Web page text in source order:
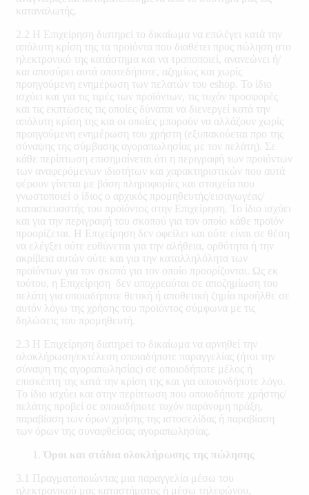
καταναλωτής.
2.2 Η Επιχείρηση διατηρεί το δικαίωμα να επιλέγει κατά την
απόλυτη κρίση της τα προϊόντα που διαθέτει προς πώληση στο
ηλεκτρονικό της κατάστημα και να τροποποιεί, ανανεώνει ή/
και αποσύρει αυτά οποτεδήποτε, αζημίως και χωρίς
προηγούμενη ενημέρωση των πελατών του eshop. Το ίδιο
ισχύει και για τις τιμές των προϊόντων, τις τυχόν προσφορές
και τις εκπτώσεις τις οποίες δύναται να διενεργεί κατά την
απόλυτη κρίση της και οι οποίες μπορούν να αλλάζουν χωρίς
προηγούμενη ενημέρωση του χρήστη (εξυπακούεται προ της
σύναψης της σύμβασης αγοραπωλησίας με τον πελάτη). Σε
κάθε περίπτωση επισημαίνεται ότι η περιγραφή των προϊόντων
των αναφερόμενων ιδιοτήτων και χαρακτηριστικών που αυτά
φέρουν γίνεται με βάση πληροφορίες και στοιχεία που
γνωστοποιεί ο ίδιος ο αρχικός προμηθευτής/εισαγωγέας/
κατασκευαστής του προϊόντος στην Επιχείρηση. Το ίδιο ισχύει
και για την περιγραφή του σκοπού για τον οποίο κάθε προϊόν
προορίζεται. Η Επιχείρηση δεν οφείλει και ούτε είναι σε θέση
να ελέγξει ούτε ευθύνεται για την αλήθεια, ορθότητα ή την
ακρίβεια αυτών ούτε και για την καταλληλόλητα των
προϊόντων για τον σκοπό για τον οποίο προορίζονται. Ως εκ
τούτου, η Επιχείρηση δεν υποχρεούται σε αποζημίωση του
πελάτη για οποιαδήποτε θετική ή αποθετική ζημία προήλθε σε
αυτόν λόγω της χρήσης του προϊόντος σύμφωνα με τις
δηλώσεις του προμηθευτή.
2.3 Η Επιχείρηση διατηρεί το δικαίωμα να αρνηθεί την
ολοκλήρωση/εκτέλεση οποιαδήποτε παραγγελίας (ήτοι την
σύναψη της αγοραπωλησίας) σε οποιοδήποτε μέλος ή
επισκέπτη της κατά την κρίση της και για οποιονδήποτε λόγο.
Το ίδιο ισχύει και στην περίπτωση που οποιοδήποτε χρήστης/
πελάτης προβεί σε οποιαδήποτε τυχόν παράνομη πράξη,
παραβίαση των όρων χρήσης της ιστοσελίδας ή παραβίαση
των όρων της συναφθείσας αγοραπωλησίας.
Όροι και στάδια ολοκλήρωσης της πώλησης
3.1 Πραγματοποιώντας μια παραγγελία μέσω του
ηλεκτρονικού μας καταστήματος ή μέσω τηλεφώνου,